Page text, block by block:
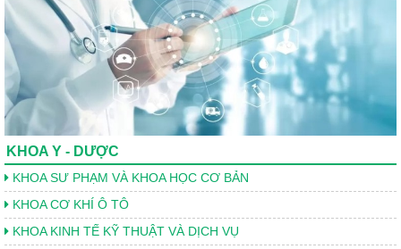
KHOA Y - DƯỢC
KHOA SƯ PHẠM VÀ KHOA HỌC CƠ BẢN
KHOA CƠ KHÍ Ô TÔ
KHOA KINH TẾ KỸ THUẬT VÀ DỊCH VỤ